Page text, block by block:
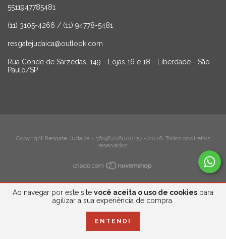
Ao navegar por este site você aceita o uso de cookies para
agilizar a sua experiência de compra.
ENTENDI
5511947785481
(11) 3105-4266 / (11) 94778-5481
resgatejudaica@outlook.com
Rua Conde de Sarzedas, 149 - Lojas 16 e 18 - Liberdade - São
Paulo/SP
Copyright Resgate Judaica - 36198706000157 - 2026. Todos os direitos
reservados.